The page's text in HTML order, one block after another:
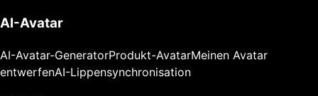
AI-Avatar
AI-Avatar-GeneratorProdukt-AvatarMeinen Avatar
entwerfenAI-Lippensynchronisation